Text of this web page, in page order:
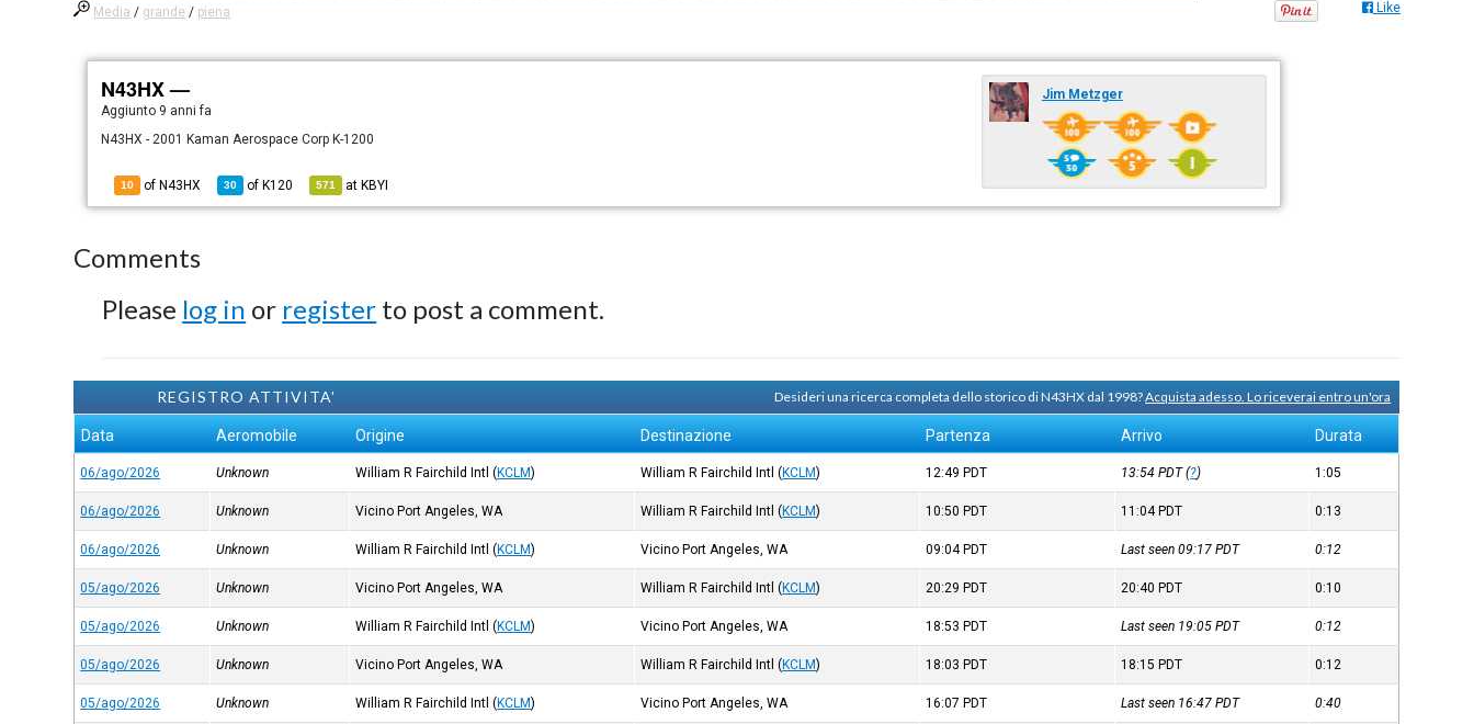
Media / grande / piena Like
N43HX —
Aggiunto 9 anni fa
N43HX - 2001 Kaman Aerospace Corp K-1200
10 of N43HX 30 of K120 571 at KBYI
Jim Metzger
Comments
Please log in or register to post a comment.
REGISTRO ATTIVITA' Desideri una ricerca completa dello storico di N43HX dal 1998?Acquista adesso. Lo riceverai entro un'ora
Data Aeromobile Origine Destinazione Partenza Arrivo Durata
06/ago/2026 Unknown William R Fairchild Intl (KCLM) William R Fairchild Intl (KCLM) 12:49 PDT 13:54PDT(?) 1:05
06/ago/2026 Unknown Vicino Port Angeles, WA William R Fairchild Intl (KCLM) 10:50 PDT 11:04 PDT 0:13
06/ago/2026 Unknown William R Fairchild Intl (KCLM) Vicino Port Angeles, WA 09:04 PDT Last seen 09:17PDT 0:12
05/ago/2026 Unknown Vicino Port Angeles, WA William R Fairchild Intl (KCLM) 20:29 PDT 20:40 PDT 0:10
05/ago/2026 Unknown William R Fairchild Intl (KCLM) Vicino Port Angeles, WA 18:53 PDT Last seen 19:05PDT 0:12
05/ago/2026 Unknown Vicino Port Angeles, WA William R Fairchild Intl (KCLM) 18:03 PDT 18:15 PDT 0:12
05/ago/2026 Unknown William R Fairchild Intl (KCLM) Vicino Port Angeles, WA 16:07 PDT Last seen 16:47PDT 0:40